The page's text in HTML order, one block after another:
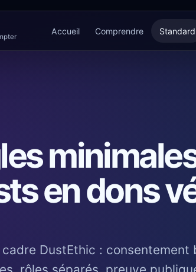
Accueil Comprendre Standard
en dons
DustEthic : consentement